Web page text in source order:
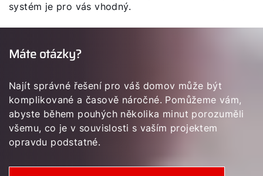
systém je pro vás vhodný.
Máte otázky?
Najít správné řešení pro váš domov může být
komplikované a časově náročné. Pomůžeme vám,
abyste během pouhých několika minut porozuměli
všemu, co je v souvislosti s vaším projektem
opravdu podstatné.